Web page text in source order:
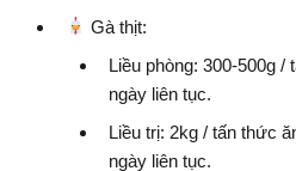
Gà thịt:
Liều phòng: 300-500g /
ngày liên tục.
Liều trị: 2kg / tấn thức
ngày liên tục.